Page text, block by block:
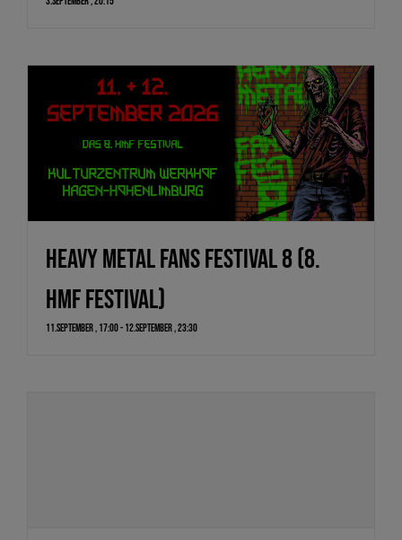
HEAVY METAL FANS FESTIVAL 8 (8.
HMF FESTIVAL)
11.September , 17:00- 12.September , 23:30